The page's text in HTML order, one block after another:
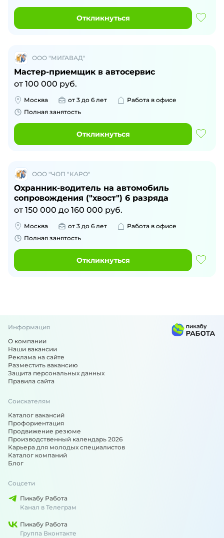
Откликнуться
ООО "МИГАВАД"
Мастер-приемщик в автосервис
от 100 000 руб.
Москва от 3 до 6 лет
Работа в офисе
Полная занятость
Откликнуться
ООО "ЧОП "КАРО"
Охранник-водитель на автомобиль
сопровождения ("хвост") 6 разряда
от 150 000 до 160 000 руб.
Москва от 3 до 6 лет
Работа в офисе
Полная занятость
Откликнуться
Информация
О компании
Наши вакансии
Реклама на сайте
Разместить вакансию
Защита персональных данных
Правила сайта
Соискателям
Каталог вакансий
Профориентация
Продвижение резюме
Производственный календарь 2026
Карьера для молодых специалистов
Каталог компаний
Блог
Соцсети
Пикабу Работа
Канал в Телеграм
Пикабу Работа
Группа Вконтакте